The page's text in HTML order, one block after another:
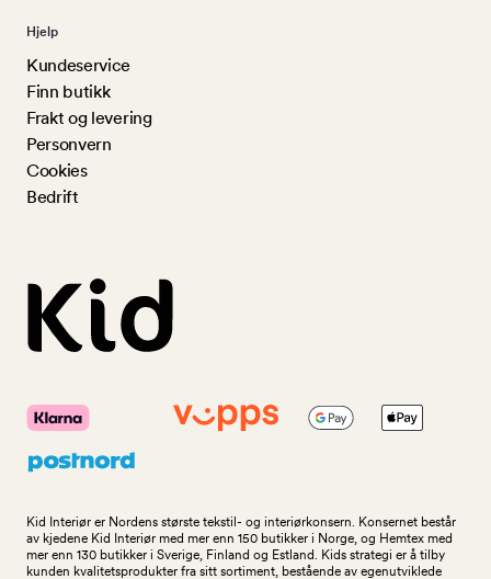
Hjelp
Kundeservice
Finn butikk
Frakt og levering
Personvern
Cookies
Bedrift
Kid Interiør er Nordens største tekstil- og interiørkonsern. Konsernet består
av kjedene Kid Interiør med mer enn 150 butikker i Norge, og Hemtex med
mer enn 130 butikker i Sverige, Finland og Estland. Kids strategi er å tilby
kunden kvalitetsprodukter fra sitt sortiment, bestående av egenutviklede